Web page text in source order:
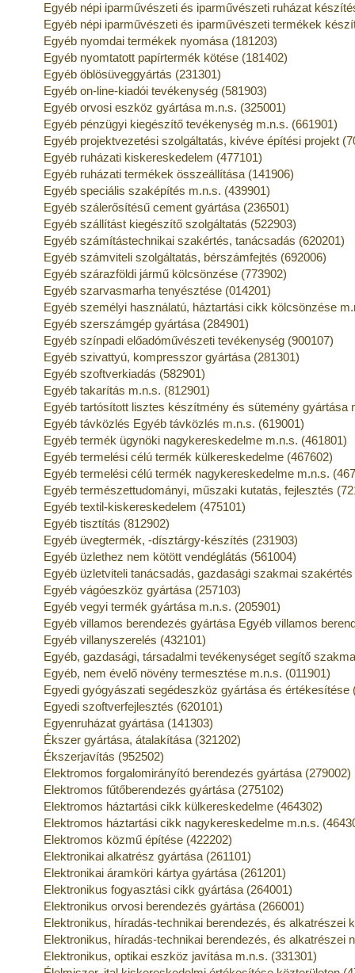
Egyéb népi iparművészeti és iparművészeti ruházat
Egyéb népi iparművészeti és iparművészeti termékek
Egyéb nyomdai termékek nyomása (181203)
Egyéb nyomtatott papírtermék kötése (181402)
Egyéb öblösüveggyártás (231301)
Egyéb on-line-kiadói tevékenység (581903)
Egyéb orvosi eszköz gyártása m.n.s. (325001)
Egyéb pénzügyi kiegészítő tevékenység m.n.s. (661901)
Egyéb projektvezetési szolgáltatás, kivéve építési projekt
Egyéb ruházati kiskereskedelem (477101)
Egyéb ruházati termékek összeállítása (141906)
Egyéb speciális szaképítés m.n.s. (439901)
Egyéb szálerősítésű cement gyártása (236501)
Egyéb szállítást kiegészítő szolgáltatás (522903)
Egyéb számítástechnikai szakértés, tanácsadás (620201)
Egyéb számviteli szolgáltatás, bérszámfejtés (692006)
Egyéb szárazföldi jármű kölcsönzése (773902)
Egyéb szarvasmarha tenyésztése (014201)
Egyéb személyi használatú, háztartási cikk kölcsönzése
Egyéb szerszámgép gyártása (284901)
Egyéb színpadi előadóművészeti tevékenység (900107)
Egyéb szivattyú, kompresszor gyártása (281301)
Egyéb szoftverkiadás (582901)
Egyéb takarítás m.n.s. (812901)
Egyéb tartósított lisztes készítmény és sütemény gyártása
Egyéb távközlés Egyéb távközlés m.n.s. (619001)
Egyéb termék ügynöki nagykereskedelme m.n.s. (461801)
Egyéb termelési célú termék külkereskedelme (467602)
Egyéb termelési célú termék nagykereskedelme m.n.s.
Egyéb természettudományi, műszaki kutatás, fejlesztés
Egyéb textil-kiskereskedelem (475101)
Egyéb tisztítás (812902)
Egyéb üvegtermék, -dísztárgy-készítés (231903)
Egyéb üzlethez nem kötött vendéglátás (561004)
Egyéb üzletviteli tanácsadás, gazdasági szakmai
Egyéb vágóeszköz gyártása (257103)
Egyéb vegyi termék gyártása m.n.s. (205901)
Egyéb villamos berendezés gyártása Egyéb villamos
Egyéb villanyszerelés (432101)
Egyéb, gazdasági, társadalmi tevékenységet segítő
Egyéb, nem évelő növény termesztése m.n.s. (011901)
Egyedi gyógyászati segédeszköz gyártása és értékesítése
Egyedi szoftverfejlesztés (620101)
Egyenruházat gyártása (141303)
Ékszer gyártása, átalakítása (321202)
Ékszerjavítás (952502)
Elektromos forgalomirányító berendezés gyártása (279002)
Elektromos fűtőberendezés gyártása (275102)
Elektromos háztartási cikk külkereskedelme (464302)
Elektromos háztartási cikk nagykereskedelme m.n.s.
Elektromos közmű építése (422202)
Elektronikai alkatrész gyártása (261101)
Elektronikai áramköri kártya gyártása (261201)
Elektronikus fogyasztási cikk gyártása (264001)
Elektronikus orvosi berendezés gyártása (266001)
Elektronikus, híradás-technikai berendezés, és alkatrészei
Elektronikus, híradás-technikai berendezés, és alkatrészei
Elektronikus, optikai eszköz javítása m.n.s. (331301)